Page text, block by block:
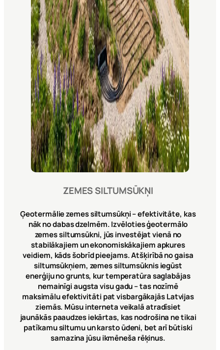
ZEMES SILTUMSŪKŅI
Ģeotermālie zemes siltumsūkņi – efektivitāte, kas
nāk no dabas dzelmēm. Izvēloties ģeotermālo
zemes siltumsūkni, jūs investējat vienā no
stabilākajiem un ekonomiskākajiem apkures
veidiem, kāds šobrīd pieejams. Atšķirībā no gaisa
siltumsūkņiem, zemes siltumsūknis iegūst
enerģiju no grunts, kur temperatūra saglabājas
nemainīgi augsta visu gadu – tas nozīmē
maksimālu efektivitāti pat visbargākajās Latvijas
ziemās. Mūsu interneta veikalā atradīsiet
jaunākās paaudzes iekārtas, kas nodrošina ne tikai
patīkamu siltumu un karsto ūdeni, bet arī būtiski
samazina jūsu ikmēneša rēķinus.